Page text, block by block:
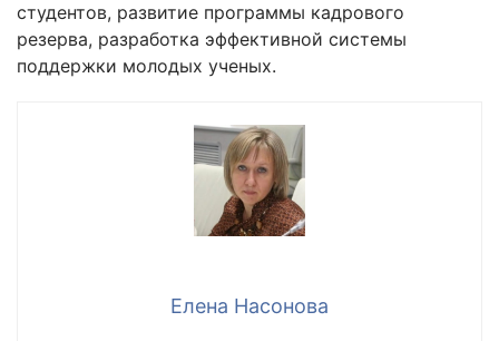
студентов, развитие программы кадрового
резерва, разработка эффективной системы
поддержки молодых ученых.
Елена Насонова